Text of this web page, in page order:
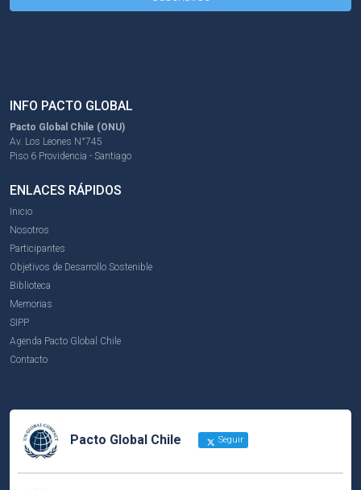
INFO PACTO GLOBAL
Pacto Global Chile (ONU)
Av. Los Leones N°745
Piso 6 Providencia - Santiago
ENLACES RÁPIDOS
Inicio
Nosotros
Participantes
Objetivos de Desarrollo Sostenible
Biblioteca
Memorias
SIPP
Agenda Pacto Global Chile
Contacto
Pacto Global Chile Seguir